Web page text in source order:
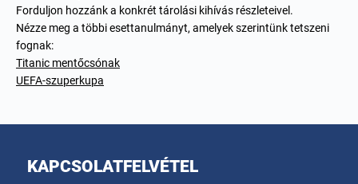
Forduljon hozzánka konkrét tárolási kihívás részleteivel.
Nézze meg a többi esettanulmányt, amelyek szerintünk tetszeni
fognak:
Titanic mentőcsónak
UEFA-szuperkupa
KAPCSOLATFELVÉTEL